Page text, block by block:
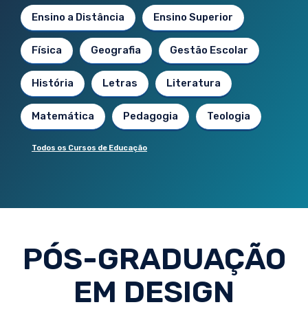
Ensino a Distância Ensino Superior
Física Geografia Gestão Escolar
História Letras Literatura
Matemática Pedagogia Teologia
Todos os Cursos de Educação
PÓS-GRADUAÇÃO
EM DESIGN